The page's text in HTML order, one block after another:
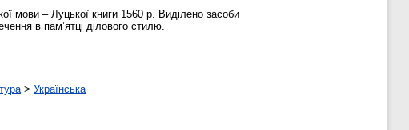
мови – Луцької книги 1560 р. Виділено засоби
в пам’ятці ділового стилю.
> Українська